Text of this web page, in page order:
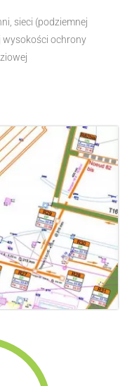
sieci (podziemnej
wysokości ochrony